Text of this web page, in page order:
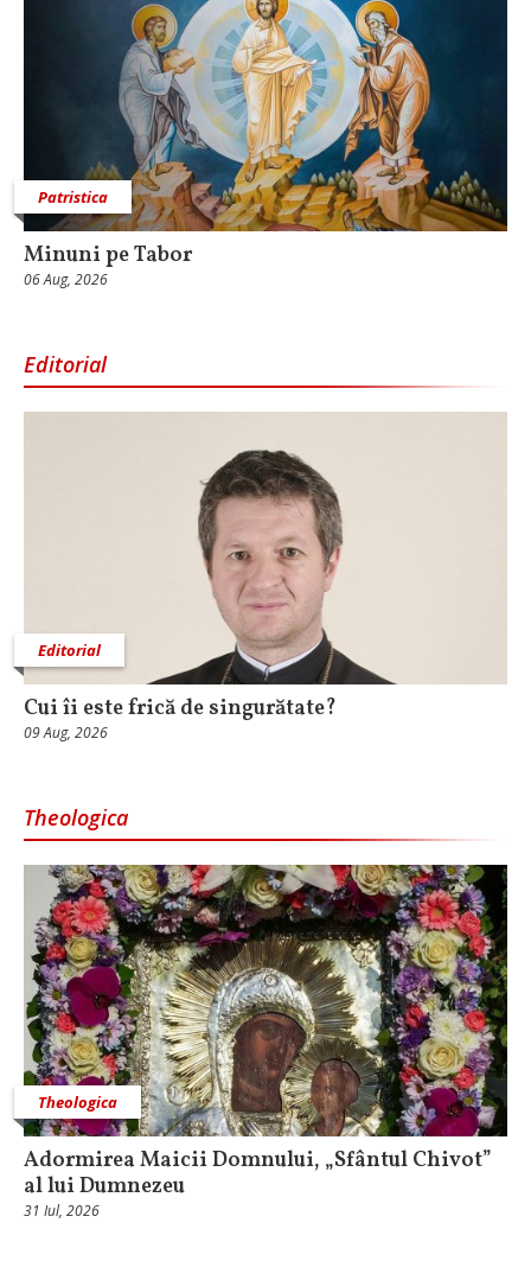
Patristica
Minuni pe Tabor
06 Aug, 2026
Editorial
Editorial
Cui îi este frică de singurătate?
09 Aug, 2026
Theologica
Theologica
Adormirea Maicii Domnului, „Sfântul Chivot”
al lui Dumnezeu
31 Iul, 2026